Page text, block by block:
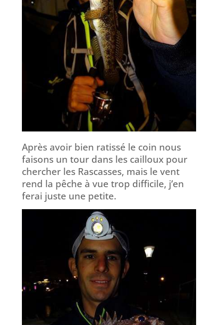
Après avoir bien ratissé le coin nous
faisons un tour dans les cailloux pour
chercher les Rascasses, mais le vent
rend la pêche à vue trop difficile, j’en
ferai juste une petite.